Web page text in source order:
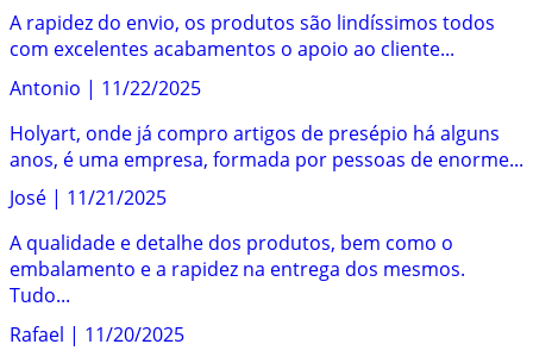
A rapidez do envio, os produtos são lindíssimos todos
com excelentes acabamentos o apoio ao cliente...
Antonio | 11/22/2025
Holyart, onde já compro artigos de presépio há alguns
anos, é uma empresa, formada por pessoas de enorme...
José | 11/21/2025
A qualidade e detalhe dos produtos, bem como o
embalamento e a rapidez na entrega dos mesmos.
Tudo...
Rafael | 11/20/2025